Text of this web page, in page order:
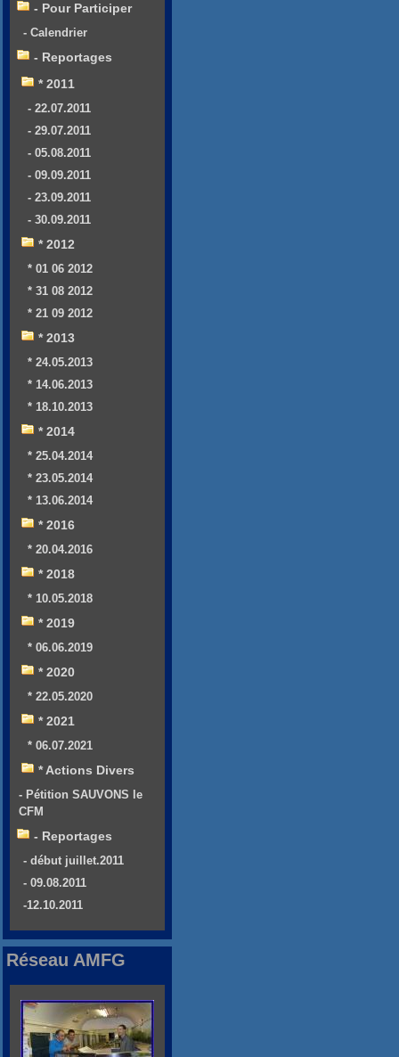
- Pour Participer
- Calendrier
- Reportages
* 2011
- 22.07.2011
- 29.07.2011
- 05.08.2011
- 09.09.2011
- 23.09.2011
- 30.09.2011
* 2012
* 01 06 2012
* 31 08 2012
* 21 09 2012
* 2013
* 24.05.2013
* 14.06.2013
* 18.10.2013
* 2014
* 25.04.2014
* 23.05.2014
* 13.06.2014
* 2016
* 20.04.2016
* 2018
* 10.05.2018
* 2019
* 06.06.2019
* 2020
* 22.05.2020
* 2021
* 06.07.2021
* Actions Divers
- Pétition SAUVONS le
CFM
- Reportages
- début juillet.2011
- 09.08.2011
-12.10.2011
Réseau AMFG